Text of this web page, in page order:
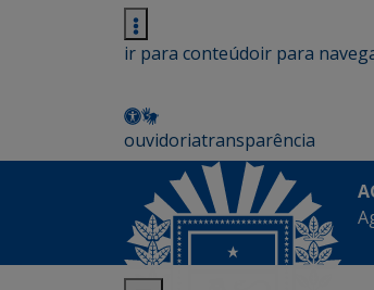
ir para conteúdoir para
ouvidoriatransparência